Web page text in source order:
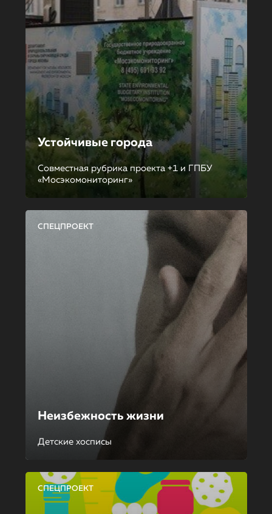
Устойчивые города
Совместная рубрика проекта +1 и ГПБУ
«Мосэкомониторинг»
СПЕЦПРОЕКТ
Неизбежность жизни
Детские хосписы
СПЕЦПРОЕКТ